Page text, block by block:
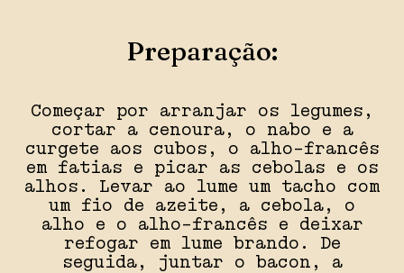
Preparação:
Começar por arranjar os legumes,
cortar a cenoura, o nabo e a
curgete aos cubos, o alho-francês
em fatias e picar as cebolas e os
alhos. Levar ao lume um tacho com
um fio de azeite, a cebola, o
alho e o alho-francês e deixar
refogar em lume brando. De
seguida, juntar o bacon, a